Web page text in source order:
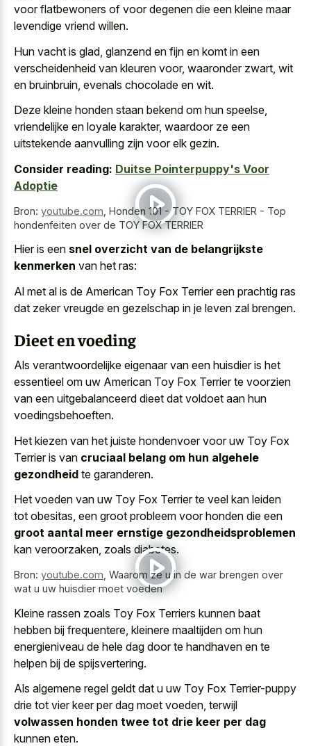
voor flatbewoners of voor degenen die een kleine maar
levendige vriend willen.
Hun vacht is glad, glanzend en fijn en komt in een
verscheidenheid van kleuren voor, waaronder zwart, wit
en bruinbruin, evenals chocolade en wit.
Deze kleine honden staan bekend om hun speelse,
vriendelijke en loyale karakter, waardoor ze een
uitstekende aanvulling zijn voor elk gezin.
Consider reading: Duitse Pointerpuppy's Voor
Adoptie
Bron: youtube.com Honden 101 - TOY FOX TERRIER - Top
hondenfeiten over de TOY FOX TERRIER
Hier is een snel overzicht van de belangrijkste
kenmerken van het ras:
Al met al is de American Toy Fox Terrier een prachtig ras
dat zeker vreugde en gezelschap in je leven zal brengen.
Dieet en voeding
Als verantwoordelijke eigenaar van een huisdier is het
essentieel om uw American Toy Fox Terrier te voorzien
van een uitgebalanceerd dieet dat voldoet aan hun
voedingsbehoeften.
Het kiezen van het juiste hondenvoer voor uw Toy Fox
Terrier is van cruciaal belang om hun algehele
gezondheid te garanderen.
Het voeden van uw Toy Fox Terrier te veel kan leiden
tot obesitas, een groot probleem voor honden die een
groot aantal meer ernstige gezondheidsproblemen
kan veroorzaken, zoals diabetes.
Bron: youtube.com Waarom ze u in de war brengen over
wat u uw huisdier moet voeden
Kleine rassen zoals Toy Fox Terriers kunnen baat
hebben bij frequentere, kleinere maaltijden om hun
energieniveau de hele dag door te handhaven en te
helpen bij de spijsvertering.
Als algemene regel geldt dat u uw Toy Fox Terrier-puppy
drie tot vier keer per dag moet voeden, terwijl
volwassen honden twee tot drie keer per dag
kunnen eten.